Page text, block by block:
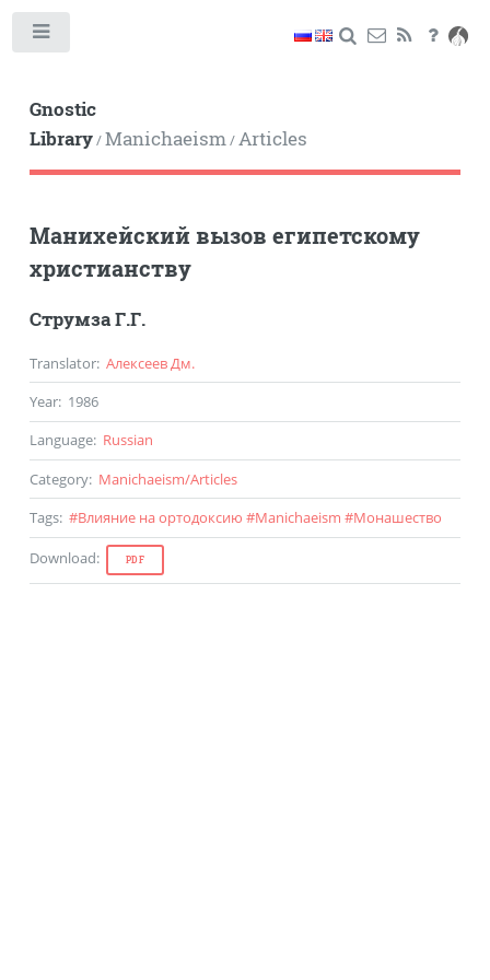
Gnostic
Library/Manichaeism/Articles
Манихейский вызов египетскому
христианству
Струмза Г.Г.
Translator: Алексеев Дм.
Year: 1986
Language: Russian
Category: Manichaeism/Articles
Tags: #Влияние на ортодоксию #Manichaeism #Монашество
Download: PDF